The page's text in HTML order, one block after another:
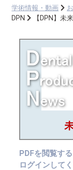
学術情報・動画
DPN
【DPN】未
PDFを閲覧す
ログインして